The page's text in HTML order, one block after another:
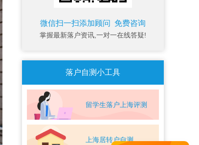
微信扫一扫添加顾问 免费咨询
掌握最新落户资讯,一对一在线答疑!
落户自测小工具
留学生落户上海评测
上海居转户自测